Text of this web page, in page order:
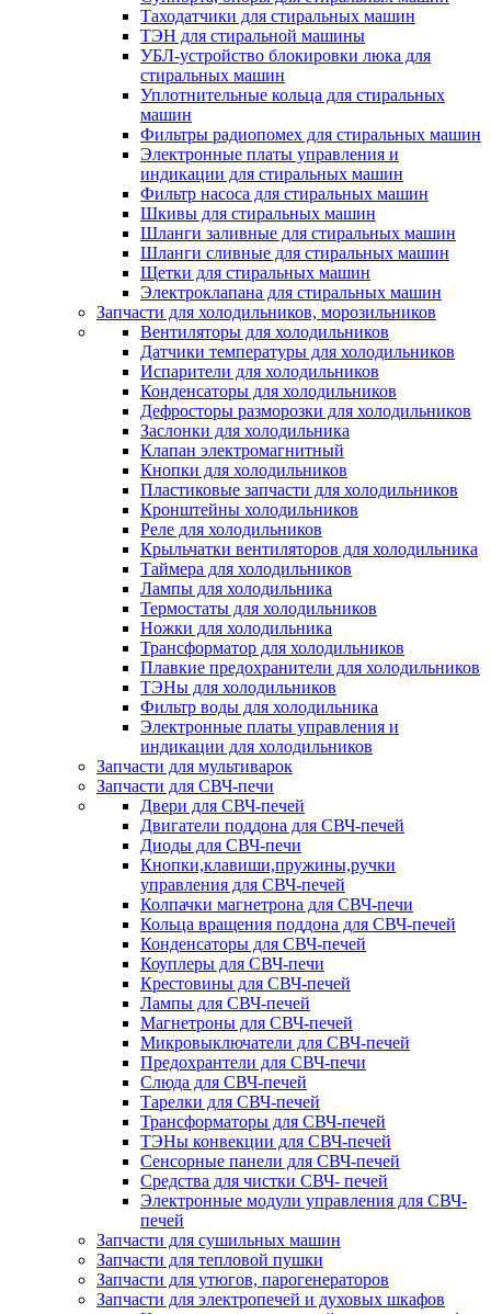
Таходатчики для стиральных машин
ТЭН для стиральной машины
УБЛ-устройство блокировки люка для
стиральных машин
Уплотнительные кольца для стиральных
машин
Фильтры радиопомех для стиральных машин
Электронные платы управления и
индикации для стиральных машин
Фильтр насоса для стиральных машин
Шкивы для стиральных машин
Шланги заливные для стиральных машин
Шланги сливные для стиральных машин
Щетки для стиральных машин
Электроклапана для стиральных машин
Запчасти для холодильников, морозильников
Вентиляторы для холодильников
Датчики температуры для холодильников
Испарители для холодильников
Конденсаторы для холодильников
Дефросторы разморозки для холодильников
Заслонки для холодильника
Клапан электромагнитный
Кнопки для холодильников
Пластиковые запчасти для холодильников
Кронштейны холодильников
Реле для холодильников
Крыльчатки вентиляторов для холодильника
Таймера для холодильников
Лампы для холодильника
Термостаты для холодильников
Ножки для холодильника
Трансформатор для холодильников
Плавкие предохранители для холодильников
ТЭНы для холодильников
Фильтр воды для холодильника
Электронные платы управления и
индикации для холодильников
Запчасти для мультиварок
Запчасти для СВЧ-печи
Двери для СВЧ-печей
Двигатели поддона для СВЧ-печей
Диоды для СВЧ-печи
Кнопки,клавиши,пружины,ручки
управления для СВЧ-печей
Колпачки магнетрона для СВЧ-печи
Кольца вращения поддона для СВЧ-печей
Конденсаторы для СВЧ-печей
Коуплеры для СВЧ-печи
Крестовины для СВЧ-печей
Лампы для СВЧ-печей
Магнетроны для СВЧ-печей
Микровыключатели для СВЧ-печей
Предохрантели для СВЧ-печи
Слюда для СВЧ-печей
Тарелки для СВЧ-печей
Трансформаторы для СВЧ-печей
ТЭНы конвекции для СВЧ-печей
Сенсорные панели для СВЧ-печей
Средства для чистки СВЧ- печей
Электронные модули управления для СВЧ-
печей
Запчасти для сушильных машин
Запчасти для тепловой пушки
Запчасти для утюгов, парогенераторов
Запчасти для электропечей и духовых шкафов